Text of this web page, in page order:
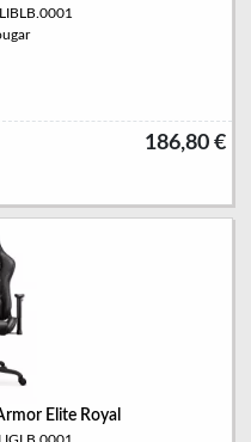
186,80 €
Elite Royal